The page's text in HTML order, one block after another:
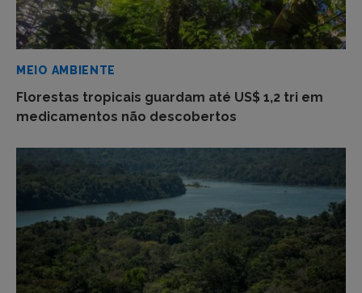
MEIO AMBIENTE
Florestas tropicais guardam até US$ 1,2 tri em
medicamentos não descobertos